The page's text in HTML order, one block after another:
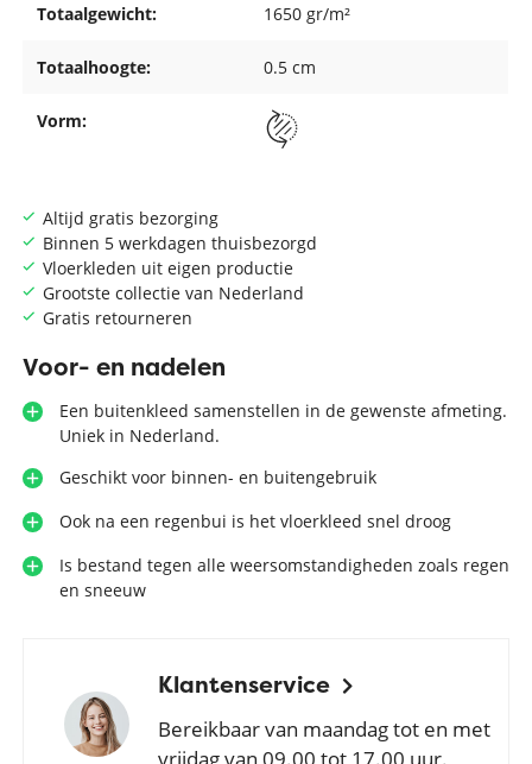
Altijd gratis bezorging
Binnen 5 werkdagen thuisbezorgd
Vloerkleden uit eigen productie
Grootste collectie van Nederland
Gratis retourneren
Voor- en nadelen
Een buitenkleed samenstellen in de gewenste afmeting.
Uniek in Nederland.
Geschikt voor binnen- en buitengebruik
Ook na een regenbui is het vloerkleed snel droog
Is bestand tegen alle weersomstandigheden zoals regen
en sneeuw
Klantenservice
Bereikbaar van maandag tot en met
vrijdag van 09.00 tot 17.00 uur.
Totaalgewicht: 1650 gr/m²
Totaalhoogte: 0.5 cm
Vorm: